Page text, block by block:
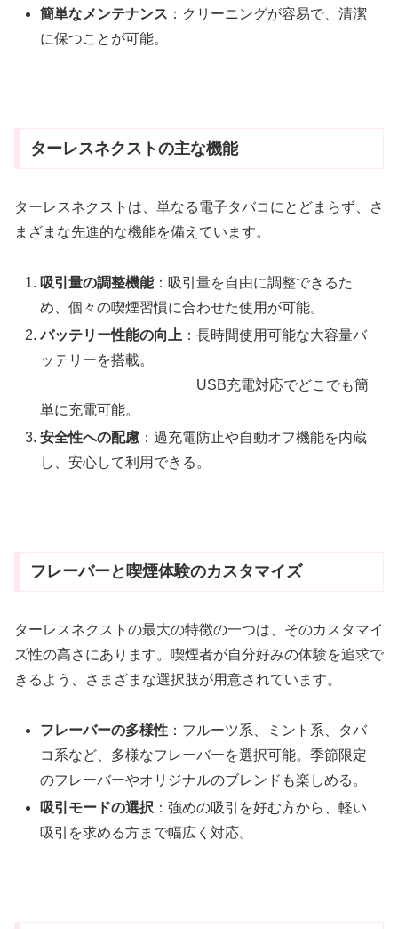
簡単なメンテナンス ：クリーニングが容易で、清潔
に保つことが可能。
ターレスネクストの主な機能
ターレスネクストは、単なる電子タバコにとどまらず、さ
まざまな先進的な機能を備えています。
吸引量の調整機能：吸引量を自由に調整できるた
め、個々の喫煙習慣に合わせた使用が可能。
バッテリー性能の向上 ：長時間使用可能な大容量バ
ッテリーを搭載。
USB充電対応でどこでも簡
単に充電可能。
安全性への配慮 ：過充電防止や自動オフ機能を内蔵
し、安心して利用できる。
フレーバーと喫煙体験のカスタマイズ
ターレスネクストの最大の特徴の一つは、そのカスタマイ
ズ性の高さにあります。喫煙者が自分好みの体験を追求で
きるよう、さまざまな選択肢が用意されています。
フレーバーの多様性 ：フルーツ系、ミント系、タバ
コ系など、多様なフレーバーを選択可能。季節限定
のフレーバーやオリジナルのブレンドも楽しめる。
吸引モードの選択 ：強めの吸引を好む方から、軽い
吸引を求める方まで幅広く対応。